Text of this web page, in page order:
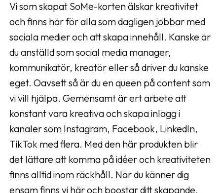
Vi som skapat SoMe-korten älskar kreativitet
och finns här för alla som dagligen jobbar med
sociala medier och att skapa innehåll. Kanske är
du anställd som social media manager,
kommunikatör, kreatör eller så driver du kanske
eget. Oavsett så är du en queen på content som
vi vill hjälpa. Gemensamt är ert arbete att
konstant vara kreativa och skapa inlägg i
kanaler som Instagram, Facebook, LinkedIn,
TikTok med flera. Med den här produkten blir
det lättare att komma på idéer och kreativiteten
finns alltid inom räckhåll. När du känner dig
ensam finns vi här och boostar ditt skapande.